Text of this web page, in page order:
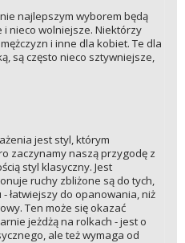
najlepszym wyborem będą
nieco wolniejsze. Niektórzy
i inne dla kobiet. Te dla
są często nieco sztywniejsze,
jest styl, którym
zaczynamy naszą przygodę z
styl klasyczny. Jest
ruchy zbliżone są do tych,
łatwiejszy do opanowania, niż
Ten może się okazać
jeżdżą na rolkach - jest o
ale też wymaga od